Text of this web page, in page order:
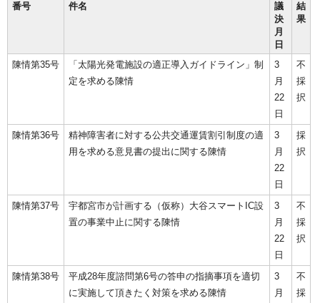
番号 件名
議
決
月
日
結
果
陳情第35号
「太陽光発電施設の適正導入ガイドライン」制
定を求める陳情
3
月
22
日
不
採
択
陳情第36号
精神障害者に対する公共交通運賃割引制度の適
用を求める意見書の提出に関する陳情
3
月
22
日
採
択
陳情第37号
宇都宮市が計画する（仮称）大谷スマートIC設
置の事業中止に関する陳情
3
月
22
日
不
採
択
陳情第38号
平成28年度諮問第6号の答申の指摘事項を適切
に実施して頂きたく対策を求める陳情
3
月
不
採